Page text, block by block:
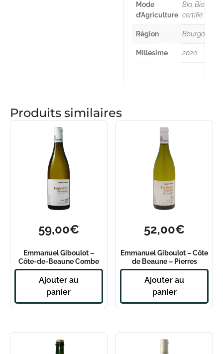
Mode
d’Agriculture
Bio, Bio
certifié
Région Bourgogne
Millésime 2020
Produits similaires
59,00€
Emmanuel Giboulot –
Côte-de-Beaune Combe
D’Eve 2020
Ajouter au
panier
52,00€
Emmanuel Giboulot – Côte
de Beaune – Pierres
Blanches 2019
Ajouter au
panier